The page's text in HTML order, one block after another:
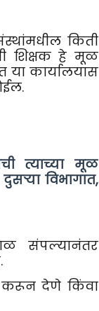
किती
शिक्षक हे मूळ
कार्यालयास
त्याच्या मूळ
विभागात,
संपल्यानंतर
करून देणे किंवा